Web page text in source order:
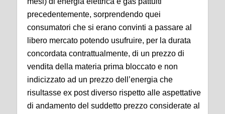
precedentemente, sorprendendo quei
consumatori che si erano convinti a passare al
libero mercato potendo usufruire, per la durata
concordata contrattualmente, di un prezzo di
vendita della materia prima bloccato e non
indicizzato ad un prezzo dell’energia che
risultasse ex post diverso rispetto alle aspettative
di andamento del suddetto prezzo considerate al